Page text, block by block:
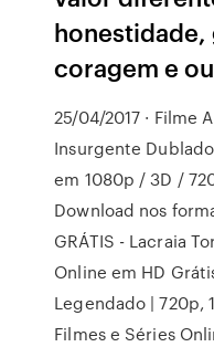
coragem e
25/04/2017 · Filme
Insurgente
em 1080p / 3D /
Download nos
GRÁTIS - Lacraia
Online em HD
Legendado | 720p,
Filmes e Séries